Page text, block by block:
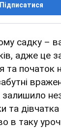
Підписатися
садку –
адже це
та початок
та дівчатка
в таку